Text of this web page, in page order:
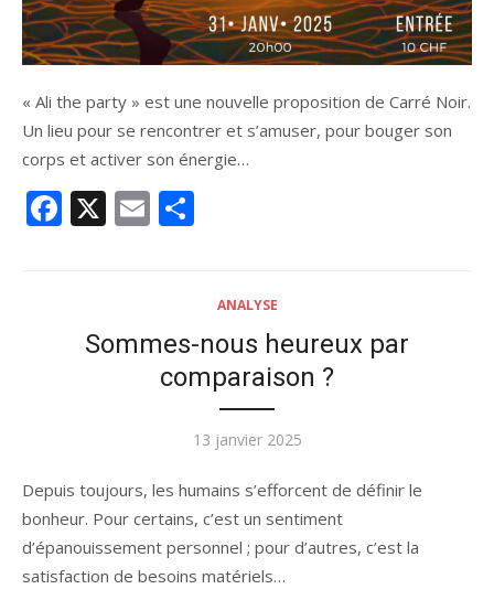
« Ali the party » est une nouvelle proposition de Carré Noir.
Un lieu pour se rencontrer et s’amuser, pour bouger son
corps et activer son énergie…
Facebook
X Email
ANALYSE
Sommes-nous heureux par
comparaison ?
Publié
13 janvier 2025
Depuis toujours, les humains s’efforcent de définir le
bonheur. Pour certains, c’est un sentiment
d’épanouissement personnel ; pour d’autres, c’est la
satisfaction de besoins matériels…